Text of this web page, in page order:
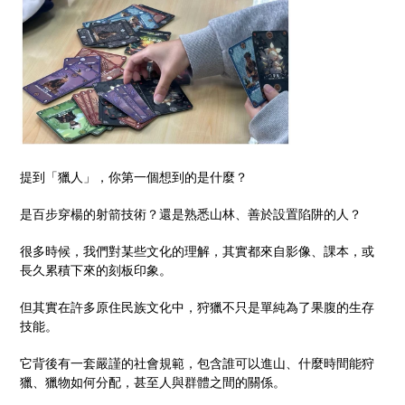
提到「獵人」，你第一個想到的是什麼？
是百步穿楊的射箭技術？還是熟悉山林、善於設置陷阱的人？
很多時候，我們對某些文化的理解，其實都來自影像、課本，或
長久累積下來的刻板印象。
但其實在許多原住民族文化中，狩獵不只是單純為了果腹的生存
技能。
它背後有一套嚴謹的社會規範，包含誰可以進山、什麼時間能狩
獵、獵物如何分配，甚至人與群體之間的關係。